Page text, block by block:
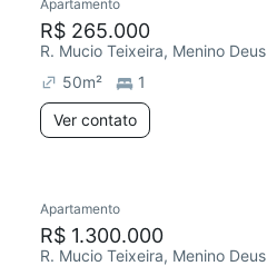
Apartamento
R$ 265.000
R. Mucio Teixeira, Menino Deus
50m²
1
Ver contato
Apartamento
R$ 1.300.000
R. Mucio Teixeira, Menino Deus